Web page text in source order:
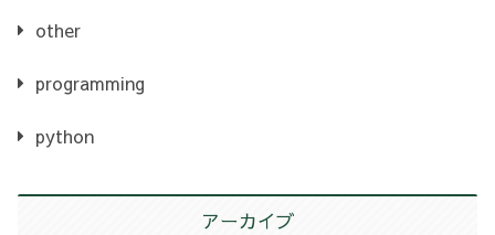
other
programming
python
アーカイブ